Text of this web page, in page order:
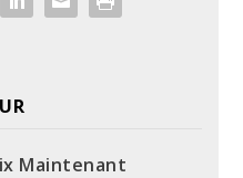
Maintenant